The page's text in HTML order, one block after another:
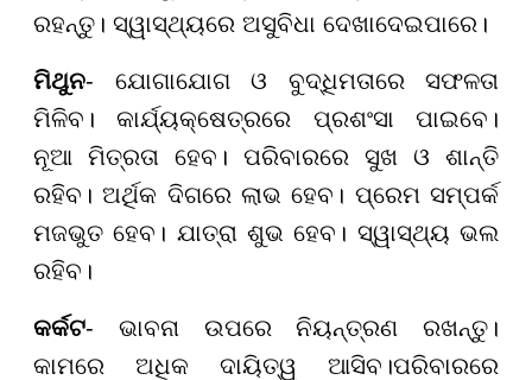
ରହନ୍ତୁ। ସ୍ୱାସ୍ଥ୍ୟରେ ଅସୁବିଧା ଦେଖାଦେଇପାରେ।
ମିଥୁନ- ଯୋଗାଯୋଗ ଓ ବୁଦ୍ଧିମତାରେ ସଫଳତା
ମିଳିବ। କାର୍ଯ୍ୟକ୍ଷେତ୍ରରେ ପ୍ରଶଂସା ପାଇବେ।
ନୂଆ ମିତ୍ରତା ହେବ। ପରିବାରରେ ସୁଖ ଓ ଶାନ୍ତି
ରହିବ। ଅର୍ଥିକ ଦିଗରେ ଲାଭ ହେବ। ପ୍ରେମ ସମ୍ପର୍କ
ମଜଭୁତ ହେବ। ଯାତ୍ରା ଶୁଭ ହେବ। ସ୍ୱାସ୍ଥ୍ୟ ଭଲ
ରହିବ।
କର୍କଟ- ଭାବନା ଉପରେ ନିୟନ୍ତ୍ରଣ ରଖନ୍ତୁ।
କାମରେ ଅଧିକ ଦାୟିତ୍ୱ ଆସିବ।ପରିବାରରେ